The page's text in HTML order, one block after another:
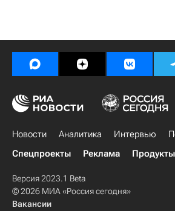
Новости Аналитика Интервью
Спецпроекты
Реклама
Версия 2023.1 Beta
© 2026 МИА «Россия сегодня»
Вакансии